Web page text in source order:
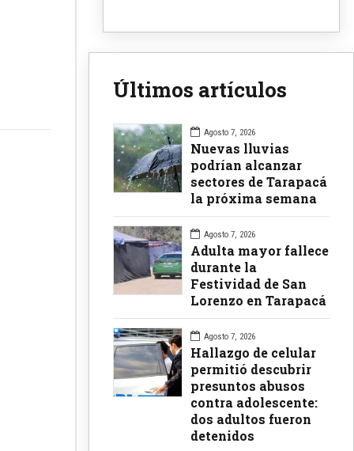
Últimos artículos
Agosto 7, 2026
Nuevas lluvias
podrían alcanzar
sectores de Tarapacá
la próxima semana
Agosto 7, 2026
Adulta mayor fallece
durante la
Festividad de San
Lorenzo en Tarapacá
Agosto 7, 2026
Hallazgo de celular
permitió descubrir
presuntos abusos
contra adolescente:
dos adultos fueron
detenidos